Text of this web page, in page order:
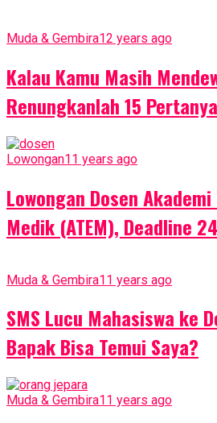
Muda & Gembira12 years ago
Kalau Kamu Masih
Renungkanlah 15
Lowongan11 years ago
Lowongan Dosen
Medik (ATEM), Deadline
Muda & Gembira11 years ago
SMS Lucu Mahasiswa ke
Bapak Bisa Temui Saya?
Muda & Gembira11 years ago